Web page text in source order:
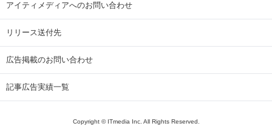
アイティメディアへのお問い合わせ
リリース送付先
広告掲載のお問い合わせ
記事広告実績一覧
Copyright © ITmedia Inc. All Rights Reserved.